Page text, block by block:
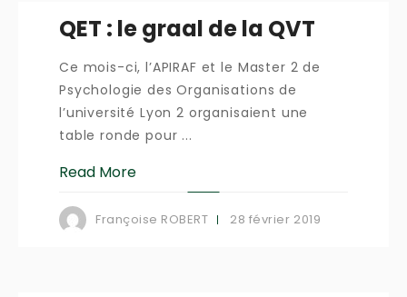
QET : le graal de la QVT
Ce mois-ci, l’APIRAF et le Master 2 de
Psychologie des Organisations de
l’université Lyon 2 organisaient une
table ronde pour ...
Read More
Françoise ROBERT 28 février 2019